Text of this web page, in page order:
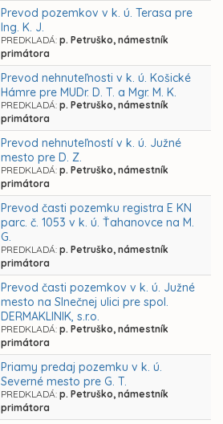
Prevod pozemkov v k. ú. Terasa pre
Ing. K. J.
PREDKLADÁ: p. Petruško, námestník
primátora
Prevod nehnuteľnosti v k. ú. Košické
Hámre pre MUDr. D. T. a Mgr. M. K.
PREDKLADÁ: p. Petruško, námestník
primátora
Prevod nehnuteľností v k. ú. Južné
mesto pre D. Z.
PREDKLADÁ: p. Petruško, námestník
primátora
Prevod časti pozemku registra E KN
parc. č. 1053 v k. ú. Ťahanovce na M.
G.
PREDKLADÁ: p. Petruško, námestník
primátora
Prevod časti pozemkov v k. ú. Južné
mesto na Slnečnej ulici pre spol.
DERMAKLINIK, s.r.o.
PREDKLADÁ: p. Petruško, námestník
primátora
Priamy predaj pozemku v k. ú.
Severné mesto pre G. T.
PREDKLADÁ: p. Petruško, námestník
primátora